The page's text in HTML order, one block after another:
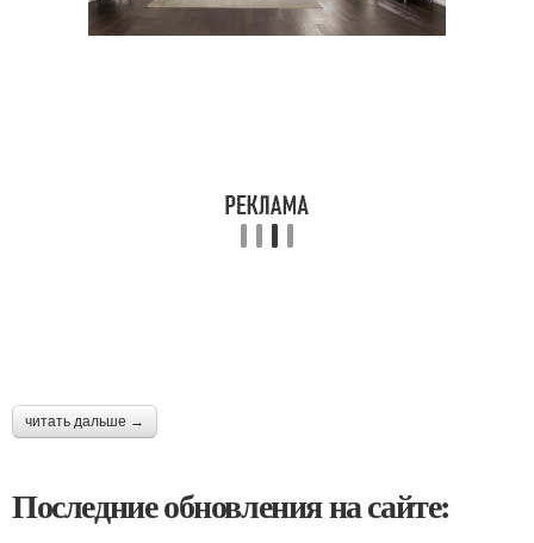
читать дальше →
Последние обновления на сайте: